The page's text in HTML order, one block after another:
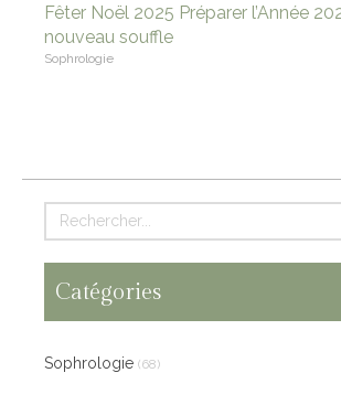
Fêter Noël 2025 Préparer l’Année
nouveau souffle
Sophrologie
Rechercher
Catégories
Sophrologie (68)